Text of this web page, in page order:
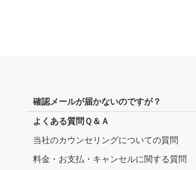
確認メールが届かないのですが？
よくある質問Ｑ＆Ａ
当社のカウンセリングについての質問
料金・お支払・キャンセルに関する質問